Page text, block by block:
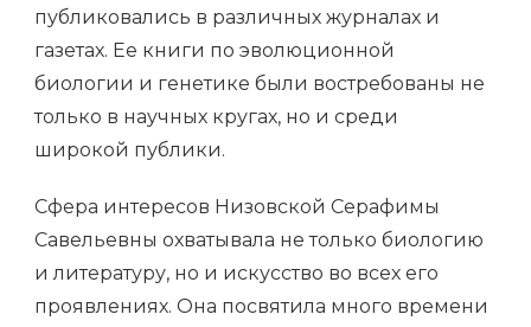
публиковались в различных журналах и
газетах. Ее книги по эволюционной
биологии и генетике были востребованы не
только в научных кругах, но и среди
широкой публики.
Сфера интересов Низовской Серафимы
Савельевны охватывала не только биологию
и литературу, но и искусство во всех его
проявлениях. Она посвятила много времени